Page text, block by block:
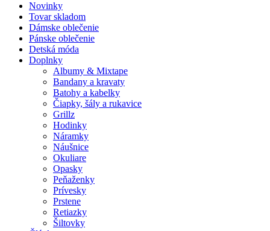
Novinky
Tovar skladom
Dámske oblečenie
Pánske oblečenie
Detská móda
Doplnky
Albumy & Mixtape
Bandany a kravaty
Batohy a kabelky
Čiapky, šály a rukavice
Grillz
Hodinky
Náramky
Náušnice
Okuliare
Opasky
Peňaženky
Prívesky
Prstene
Retiazky
Šiltovky